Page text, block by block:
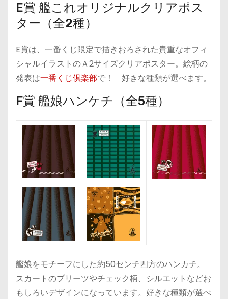
E賞 艦これオリジナルクリアポス
ター（全2種）
E賞は、一番くじ限定で描きおろされた貴重なオフィ
シャルイラストのＡ2サイズクリアポスター。絵柄の
発表は一番くじ倶楽部で！ 好きな種類が選べます。
F賞 艦娘ハンケチ（全5種）
艦娘をモチーフにした約50センチ四方のハンカチ。
スカートのプリーツやチェック柄、シルエットなどお
もしろいデザインになっています。好きな種類が選べ